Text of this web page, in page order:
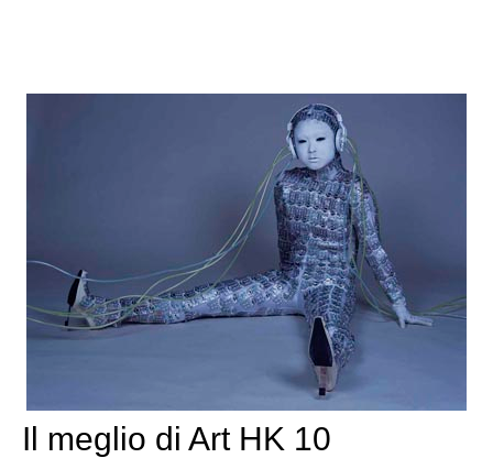
Il meglio di Art HK 10